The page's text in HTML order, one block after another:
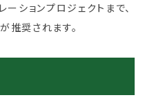
ーションプロジェクトまで、
推奨されます。